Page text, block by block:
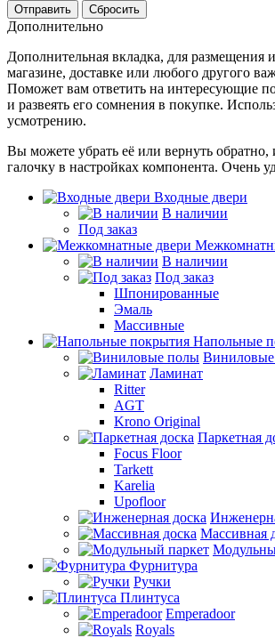
Сбросить
Дополнительно
Дополнительная вкладка, для размещения
магазине, доставке или любого другого
Поможет вам ответить на интересующие
и развеять его сомнения в покупке.
усмотрению.
Вы можете убрать её или вернуть обратно,
галочку в настройках компонента. Очень
Входные двери
В наличии
Под заказ
В наличии
Под заказ
Шпонированные
Эмаль
Массивные
Напольные
Ламинат
Ritter
AGT
Krono Original
Паркетная
Focus Floor
Tarkett
Karelia
Upofloor
Массивная
Фурнитура
Ручки
Плинтуса
Emperadoor
Royals